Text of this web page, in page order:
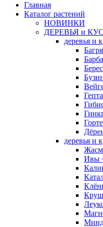
Главная
Каталог растений
НОВИНКИ
ДЕРЕВЬЯ и
деревья и
деревья и
Ивы